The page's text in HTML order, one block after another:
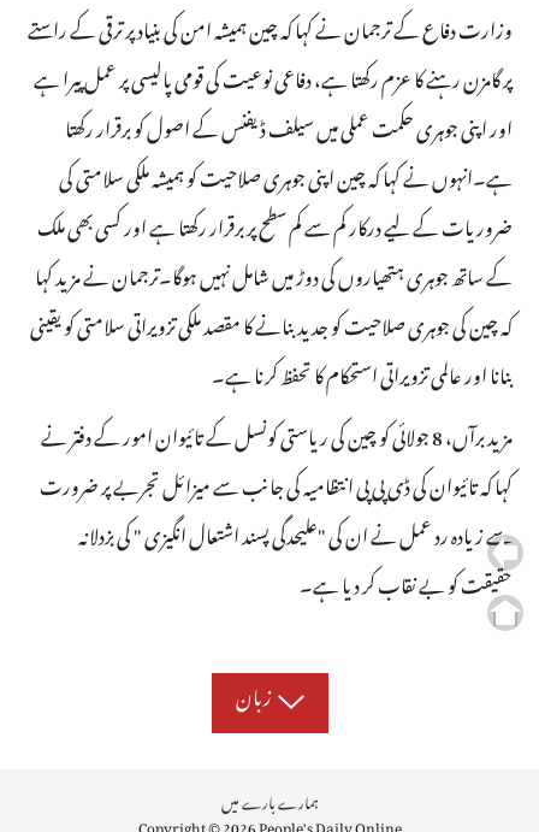
وزارت دفاع کے ترجمان نے کہا کہ چین ہمیشہ امن کی بنیاد پر ترقی کے راستے
پر گامزن رہنے کا عزم رکھتا ہے، دفاعی نوعیت کی قومی پالیسی پر عمل پیرا ہے
اور اپنی جوہری حکمت عملی میں سیلف ڈیفنس کے اصول کو برقرار رکھتا
ہے۔انہوں نے کہا کہ چین اپنی جوہری صلاحیت کو ہمیشہ ملکی سلامتی کی
ضروریات کے لیے درکار کم سے کم سطح پر برقرار رکھتا ہے اور کسی بھی ملک
کے ساتھ جوہری ہتھیاروں کی دوڑ میں شامل نہیں ہوگا۔ترجمان نے مزید کہا
کہ چین کی جوہری صلاحیت کو جدید بنانے کا مقصد ملکی تزویراتی سلامتی کو یقینی
بنانا اور عالمی تزویراتی استحکام کا تحفظ کرنا ہے۔
مزید برآں، 8 جولائی کو چین کی ریاستی کونسل کے تائیوان امور کے دفتر نے
کہا کہ تائیوان کی ڈی پی پی انتظامیہ کی جانب سے میزائل تجربے پر ضرورت
سے زیادہ رد عمل نے ان کی "علیحدگی پسند اشتعال انگیزی " کی بزدلانہ
حقیقت کو بے نقاب کر دیا ہے۔
زبان
ہمارے بارے میں
Copyright © 2026 People's Daily Online